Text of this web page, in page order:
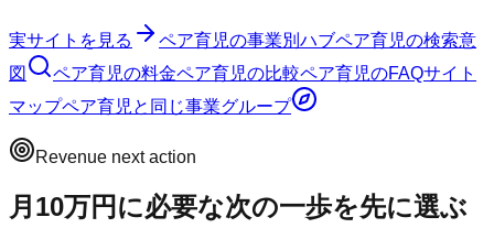
実サイトを見る ペア育児の事業別ハブペア育児の検索意
図
ペア育児の料金ペア育児の比較ペア育児のFAQサイト
マップペア育児 と同じ事業グループ
Revenue next action
月10万円に必要な次の一歩を先に選ぶ